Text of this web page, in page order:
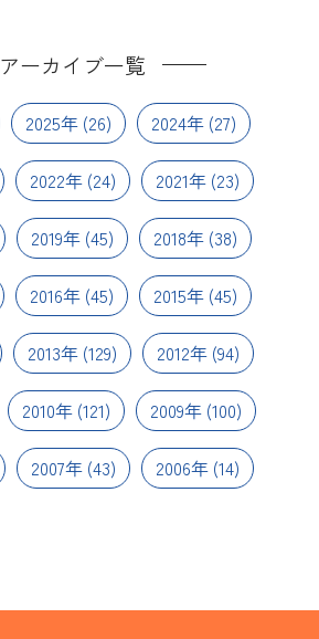
アーカイブ一覧
2025年(26) 2024年(27)
2022年 (24) 2021年 (23)
2019年 (45) 2018年 (38)
2016年(45) 2015年(45)
2013年 (129) 2012年 (94)
2010年(121) 2009年(100)
2007年(43) 2006年(14)